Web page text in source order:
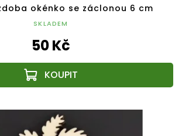
okénko se záclonou 6 cm
SKLADEM
50 Kč